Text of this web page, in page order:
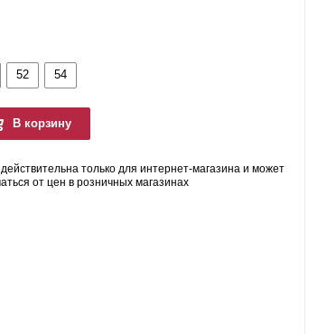
52 54
В корзину
только для интернет-магазина и может
от цен в розничных магазинах